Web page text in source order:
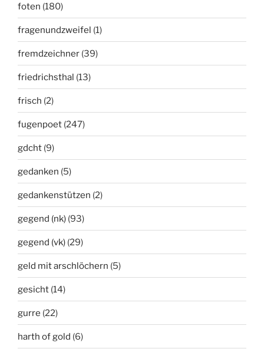
foten (180)
fragenundzweifel (1)
fremdzeichner (39)
friedrichsthal (13)
frisch (2)
fugenpoet (247)
gdcht (9)
gedanken (5)
gedankenstützen (2)
gegend (nk) (93)
gegend (vk) (29)
geld mit arschlöchern (5)
gesicht (14)
gurre (22)
harth of gold (6)